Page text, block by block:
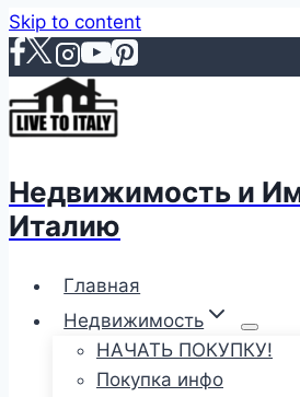
Skip to content
Недвижимость и
Италию
Главная
Недвижимость
НАЧАТЬ ПОКУПКУ!
Покупка инфо